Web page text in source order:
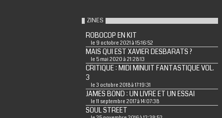
ZINES
ROBOCOP EN KIT
le 9 octobre 2021 à 15:16:52
MAIS QUI EST XAVIER DESBARATS ?
le 5 mai 2020 à 21:28:13
CRITIQUE : MIDI MINUIT FANTASTIQUE VOL.
3
le 3 octobre 2018 à 17:19:31
JAMES BOND : UN LIVRE ET UN ESSAI
le 11 septembre 2017 à 14:07:38
SOUL STREET